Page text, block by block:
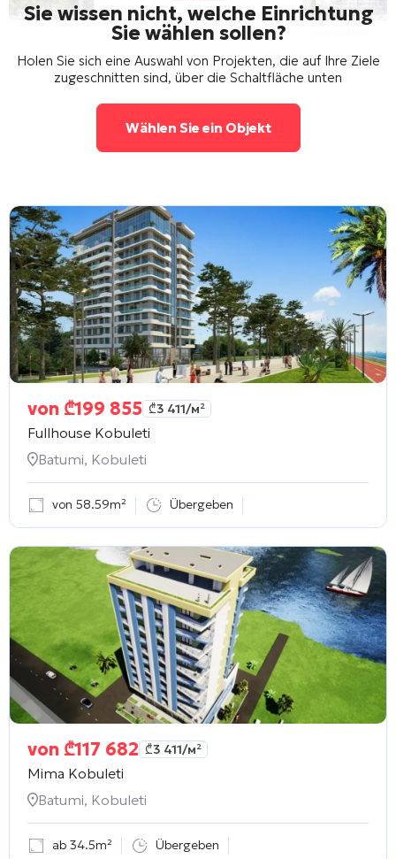
Sie wissen nicht, welche Einrichtung
Sie wählen sollen?
Holen Sie sich eine Auswahl von Projekten, die auf Ihre Ziele
zugeschnitten sind, über die Schaltfläche unten
Wählen Sie ein Objekt
von ₾199 855 ₾3 411/м²
Fullhouse Kobuleti
Batumi, Kobuleti
von 58.59m² Übergeben
von ₾117 682 ₾3 411/м²
Mima Kobuleti
Batumi, Kobuleti
ab 34.5m² Übergeben